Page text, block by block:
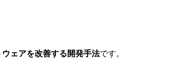
ェアを改善する開発手法です。